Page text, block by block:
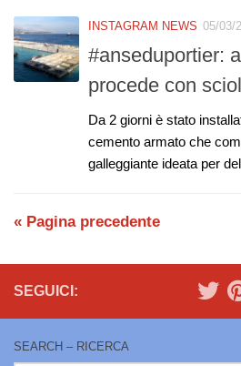
INSTAGRAM NEWS 05/03/
#anseduportier:
procede con
Da 2 giorni è stato
cemento armato che
galleggiante ideata per
« Pagina precedente
SEGUICI:
SEARCH – RICERCA